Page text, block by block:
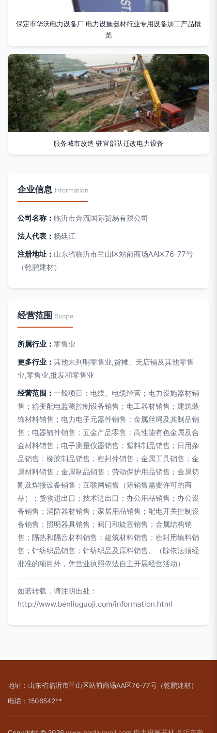
保定市华沃电力设备厂 电力设施器材行业专用设备加工产品概
览
服务城市改造 驻宜部队迁改电力设备
企业信息 Information
公司名称： 临沂市奔流国际贸易有限公司
法人代表： 杨廷江
注册地址： 山东省临沂市兰山区站前商场AA区76-77号
（乾鹏建材）
经营范围 Scope
所属行业： 零售业
更多行业： 其他未列明零售业,货摊、无店铺及其他零售
业,零售业,批发和零售业
经营范围： 一般项目：电线、电缆经营；电力设施器材销
售；输变配电监测控制设备销售；电工器材销售；建筑装
饰材料销售；电力电子元器件销售；金属丝绳及其制品销
售；电器辅件销售；五金产品零售；高性能有色金属及合
金材料销售；电子测量仪器销售；塑料制品销售；日用杂
品销售；橡胶制品销售；密封件销售；金属工具销售；金
属材料销售；金属制品销售；劳动保护用品销售；金属切
割及焊接设备销售；互联网销售（除销售需要许可的商
品）；货物进出口；技术进出口；办公用品销售；办公设
备销售；消防器材销售；家居用品销售；配电开关控制设
备销售；照明器具销售；阀门和旋塞销售；金属结构销
售；隔热和隔音材料销售；建筑材料销售；密封用填料销
售；针纺织品销售；针纺织品及原料销售。（除依法须经
批准的项目外，凭营业执照依法自主开展经营活动）
如若转载，请注明出处：
http://www.benliuguoji.com/information.html
地址：山东省临沂市兰山区站前商场AA区76-77号（乾鹏建材）
电话：1506542**